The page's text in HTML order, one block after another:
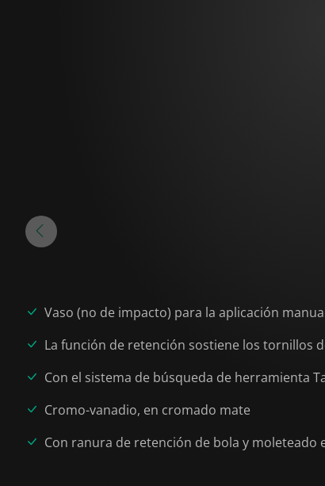
Vaso (no de impacto) para la aplicación
La función de retención sostiene los tornillos
Con el sistema de búsqueda de herramienta
Cromo-vanadio, en cromado mate
Con ranura de retención de bola y